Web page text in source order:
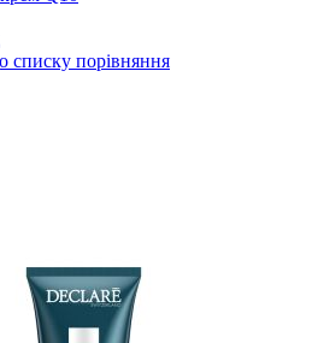
списку порівняння